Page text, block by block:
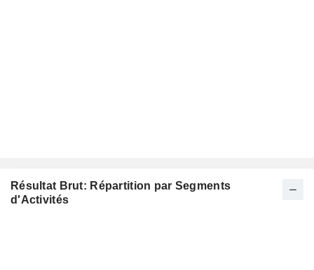
Résultat Brut: Répartition par Segments
d'Activités